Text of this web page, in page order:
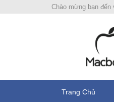
Chào mừng bạn đến
Trang Chủ